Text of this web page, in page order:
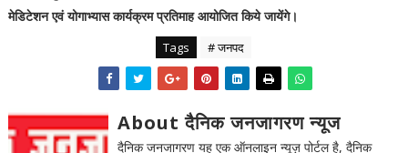
मेडिटेशन एवं योगाभ्यास कार्यक्रम प्रतिमाह आयोजित किये जायेंगे।
Tags # जनपद
About दैनिक जनजागरण न्यूज
दैनिक जनजागरण यह एक ऑनलाइन न्यूज़ पोर्टल है, दैनिक